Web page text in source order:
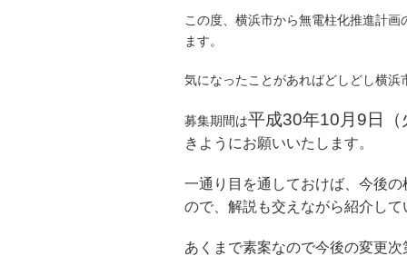
この度、横浜市から無電柱化推進計
ます。
気になったことがあればどしどし横
募集期間は平成30年10月9日
きようにお願いいたします。
一通り目を通しておけば、今後
ので、解説も交えながら紹介して
あくまで素案なので今後の変更